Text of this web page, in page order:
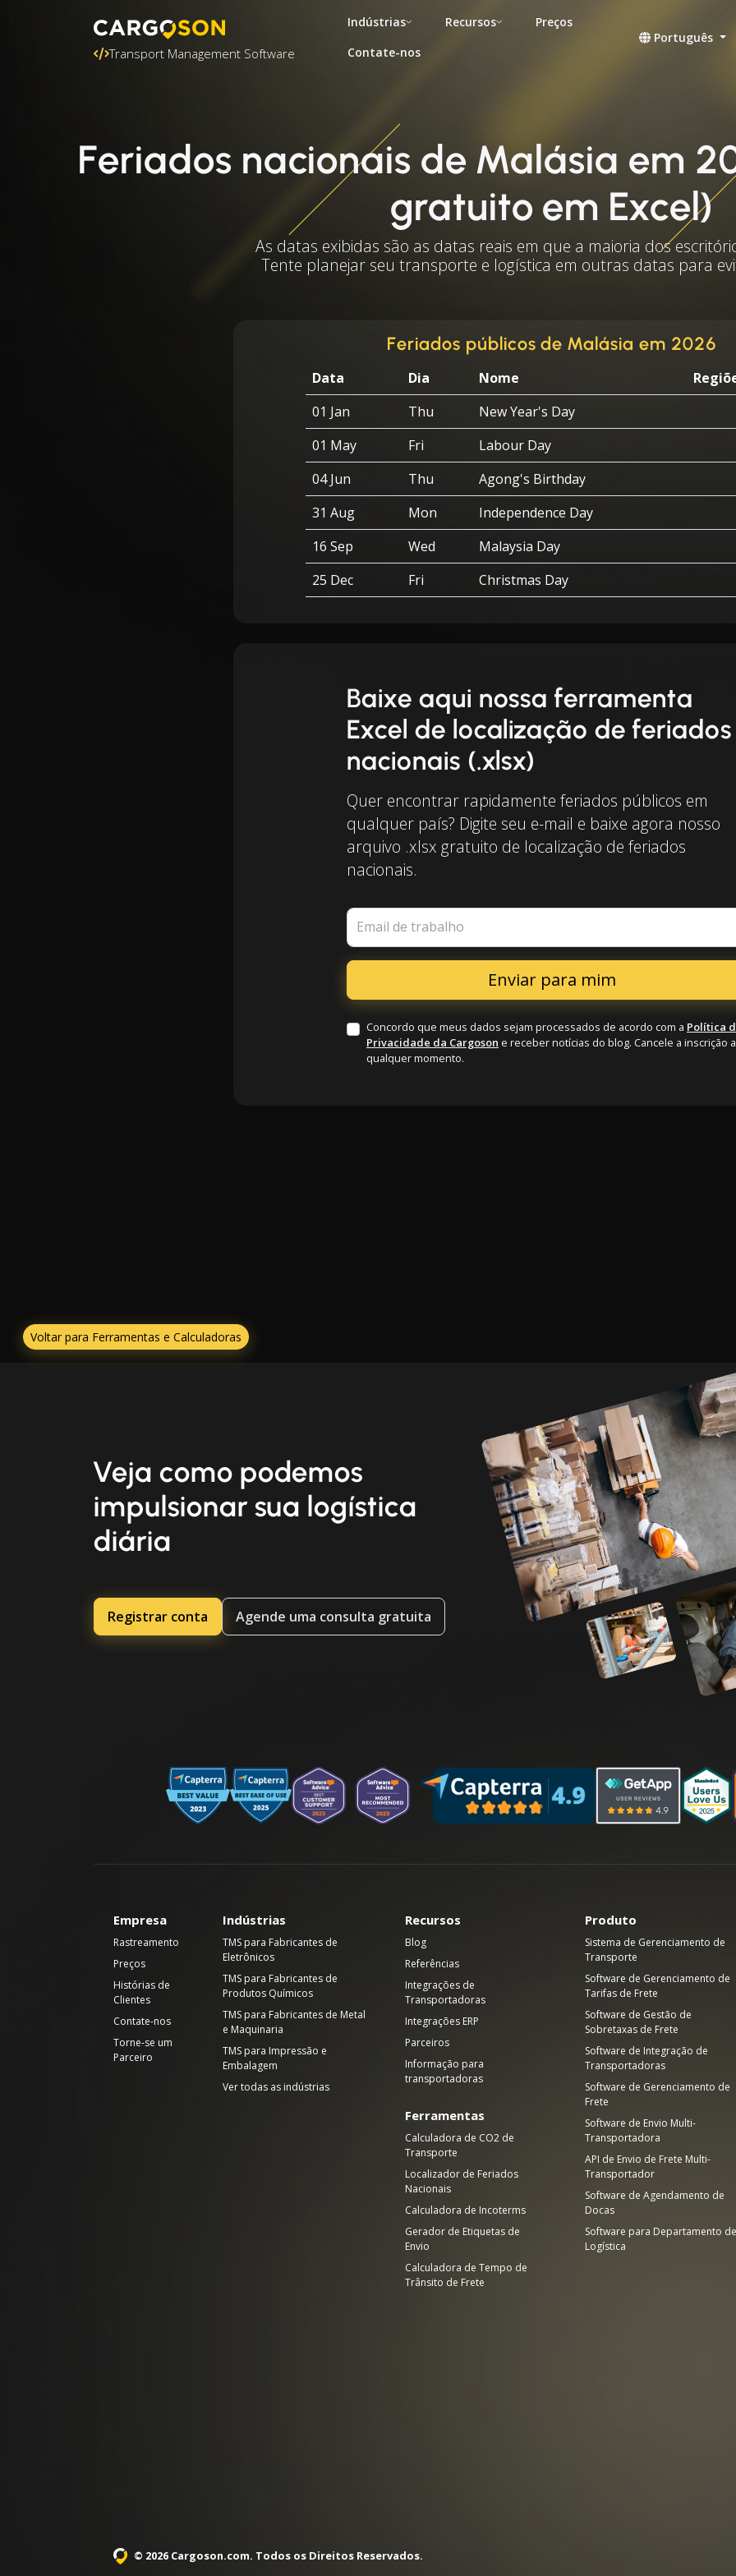
Transport Management Software
Indústrias Recursos
Preços
Contate-nos
Português
Feriados nacionais de Malásia em
gratuito em Excel)
As datas exibidas são as datas reais em que a maioria dos
Tente planejar seu transporte e logística em outras datas para
Feriados públicos de Malásia em 2026
Data Dia Nome
01 Jan
Thu
New Year's Day
01 May
Fri
Labour Day
04 Jun
Thu
Agong's Birthday
31 Aug
Mon
Independence Day
16 Sep
Wed
Malaysia Day
25 Dec
Fri Christmas Day
Baixe aqui nossa ferramenta
Excel de localização de feriados
nacionais (.xlsx)
Quer encontrar rapidamente feriados públicos em
qualquer país? Digite seu e-mail e baixe agora nosso
arquivo .xlsx gratuito de localização de feriados
nacionais.
Email de trabalho
Concordo que meus dados sejam processados de acordo com a Política
Privacidade da Cargoson e receber notícias do blog. Cancele a inscrição a
qualquer momento.
Voltar para Ferramentas e Calculadoras
Veja como podemos
impulsionar sua logística
diária
Registrar conta Agende uma consulta gratuita
Empresa
Rastreamento
Preços
Histórias de
Clientes
Contate-nos
Torne-se um
Parceiro
Indústrias
TMS para Fabricantes de
Eletrônicos
TMS para Fabricantes de
Produtos Químicos
TMS para Fabricantes de Metal
e Maquinaria
TMS para Impressão e
Embalagem
Ver todas as indústrias
Recursos
Blog
Referências
Integrações de
Transportadoras
Integrações ERP
Parceiros
Informação para
transportadoras
Ferramentas
Calculadora de CO2 de
Transporte
Localizador de Feriados
Nacionais
Calculadora de Incoterms
Gerador de Etiquetas de
Envio
Calculadora de Tempo de
Trânsito de Frete
Produto
Sistema de Gerenciamento de
Transporte
Software de Gerenciamento de
Tarifas de Frete
Software de Gestão de
Sobretaxas de Frete
Software de Integração de
Transportadoras
Software de Gerenciamento de
Frete
Software de Envio Multi-
Transportadora
API de Envio de Frete Multi-
Transportador
Software de Agendamento de
Docas
Software para Departamento
Logística
© 2026 Cargoson.com. Todos os Direitos Reservados.